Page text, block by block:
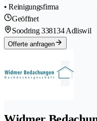
• Reinigungsfirma
Geöffnet
Soodring 338134 Adliswil
Offerte anfragen